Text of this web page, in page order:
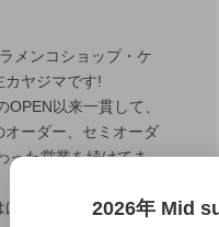
メンコショップ・ケ
カヤジマです!
OPEN以来一貫して、
オーダー、セミオーダ
った営業を続けてま
ぼ全てスペイン製で
2026年 Mid